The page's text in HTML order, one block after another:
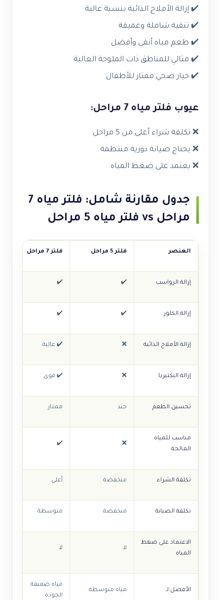
✔️ إزالة الأملاح الذائبة بنسبة عالية
✔️ تنقية شاملة وعميقة
✔️ طعم مياه أنقى وأفضل
✔️ مثالي للمناطق ذات الملوحة العالية
✔️ خيار صحي ممتاز للأطفال
عيوب فلتر مياه 7 مراحل:
❌ تكلفة شراء أعلى من 5 مراحل
❌ يحتاج صيانة دورية منتظمة
❌ يعتمد على ضغط المياه
جدول مقارنة شامل: فلتر مياه 7
مراحل vs فلتر مياه 5 مراحل
العنصر فلتر 5 مراحل فلتر 7 مراحل
إزالة الرواسب ✔️
✔️
إزالة الكلور ✔️
✔️
إزالة الأملاح الذائبة ❌ ✔️ عالية
إزالة البكتيريا ❌ ✔️ قوى
تحسين الطعم جيد ممتاز
مناسب للمياه
المالحة
❌
✔️
تكلفة الشراء منخفضة أعلى
تكلفة الصيانة منخفضة متوسطة
الاعتماد على ضغط
المياه
لا لا
الأفضل لـ مياه متوسطة
مياه ضعيفة
الجودة